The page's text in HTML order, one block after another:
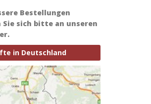
Bestellungen
Sie sich bitte an unseren
in Deutschland